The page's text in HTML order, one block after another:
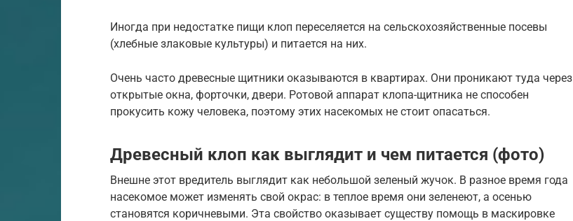
Иногда при недостатке пищи клоп переселяется на сельскохозяйственные посевы
(хлебные злаковые культуры) и питается на них.
Очень часто древесные щитники оказываются в квартирах. Они проникают туда через
открытые окна, форточки, двери. Ротовой аппарат клопа-щитника не способен
прокусить кожу человека, поэтому этих насекомых не стоит опасаться.
Древесный клоп как выглядит и чем питается (фото)
Внешне этот вредитель выглядит как небольшой зеленый жучок. В разное время года
насекомое может изменять свой окрас: в теплое время они зеленеют, а осенью
становятся коричневыми. Эта свойство оказывает существу помощь в маскировке